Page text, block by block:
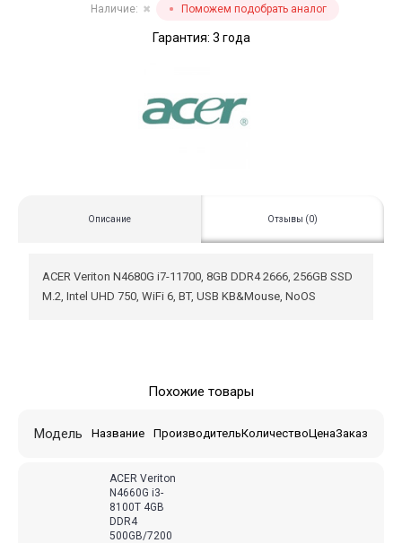
Описание Отзывы (0)
ACER Veriton N4680G i7-11700, 8GB DDR4 2666, 256GB SSD
M.2, Intel UHD 750, WiFi 6, BT, USB KB&Mouse, NoOS
Наличие: ✖ Поможем подобрать аналог
Гарантия: 3 года
Похожие товары
Название Производитель
Модель КоличествоЦенаЗаказ
ACER Veriton
N4660G i3-
8100T 4GB
DDR4
500GB/7200